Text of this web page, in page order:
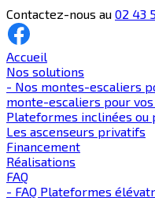
Contactez-nous au 02 43
Accueil
Nos solutions
- Nos montes-escaliers
monte-escaliers pour
Plateformes inclinées
Les ascenseurs privatifs
Financement
Réalisations
FAQ
- FAQ Plateformes